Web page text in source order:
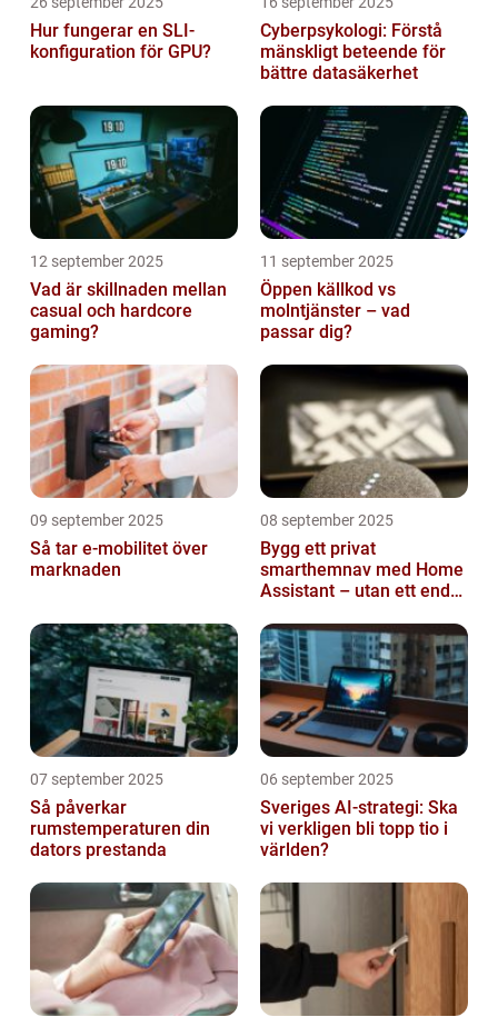
Hur fungerar en SLI-
konfiguration för GPU?
Cyberpsykologi: Förstå
mänskligt beteende för
bättre datasäkerhet
12 september 2025
Vad är skillnaden mellan
casual och hardcore
gaming?
11 september 2025
Öppen källkod vs
molntjänster – vad
passar dig?
09 september 2025
Så tar e-mobilitet över
marknaden
08 september 2025
Bygg ett privat
smarthemnav med Home
Assistant – utan ett enda
07 september 2025
Så påverkar
rumstemperaturen din
dators prestanda
06 september 2025
Sveriges AI-strategi: Ska
vi verkligen bli topp tio i
världen?